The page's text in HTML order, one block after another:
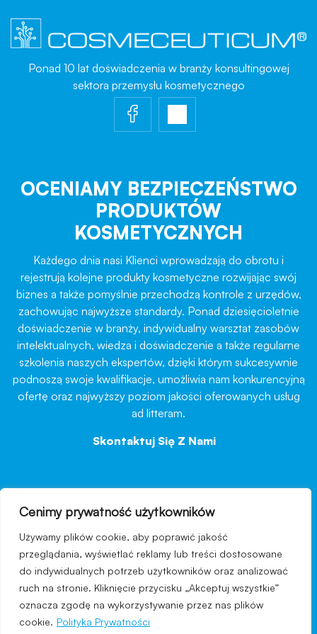
Cenimy prywatność użytkowników
Używamy plików cookie, aby poprawić jakość
przeglądania, wyświetlać reklamy lub treści dostosowane
do indywidualnych potrzeb użytkowników oraz analizować
ruch na stronie. Kliknięcie przycisku „Akceptuj wszystkie”
oznacza zgodę na wykorzystywanie przez nas plików
cookie. Polityka Prywatności
Ponad 10 lat doświadczenia w branży konsultingowej
sektora przemysłu kosmetycznego
OCENIAMY BEZPIECZEŃSTWO
PRODUKTÓW
KOSMETYCZNYCH
Każdego dnia nasi Klienci wprowadzają do obrotu i
rejestrują kolejne produkty kosmetyczne rozwijając swój
biznes a także pomyślnie przechodzą kontrole z urzędów,
zachowując najwyższe standardy. Ponad dziesięcioletnie
doświadczenie w branży, indywidualny warsztat zasobów
intelektualnych, wiedza i doświadczenie a także regularne
szkolenia naszych ekspertów, dzięki którym sukcesywnie
podnoszą swoje kwalifikacje, umożliwia nam konkurencyjną
ofertę oraz najwyższy poziom jakości oferowanych usług
ad litteram.
Skontaktuj Się Z Nami
nawigacja
Regulamin strony
Polityka prywatności
Kontakt